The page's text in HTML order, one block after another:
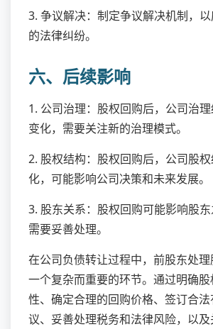
3. 争议解决：制定争议解决机制，
的法律纠纷。
六、后续影响
1. 公司治理：股权回购后，公司治
变化，需要关注新的治理模式。
2. 股权结构：股权回购后，公司股
化，可能影响公司决策和未来发展。
3. 股东关系：股权回购可能影响股东
需要妥善处理。
在公司负债转让过程中，前股东处
一个复杂而重要的环节。通过明确
性、确定合理的回购价格、签订合
议、妥善处理税务和法律风险，以及